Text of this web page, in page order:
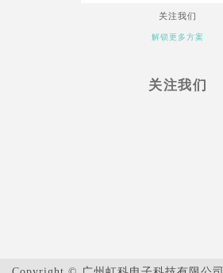
关注我们
解锁更多方案
关注我们